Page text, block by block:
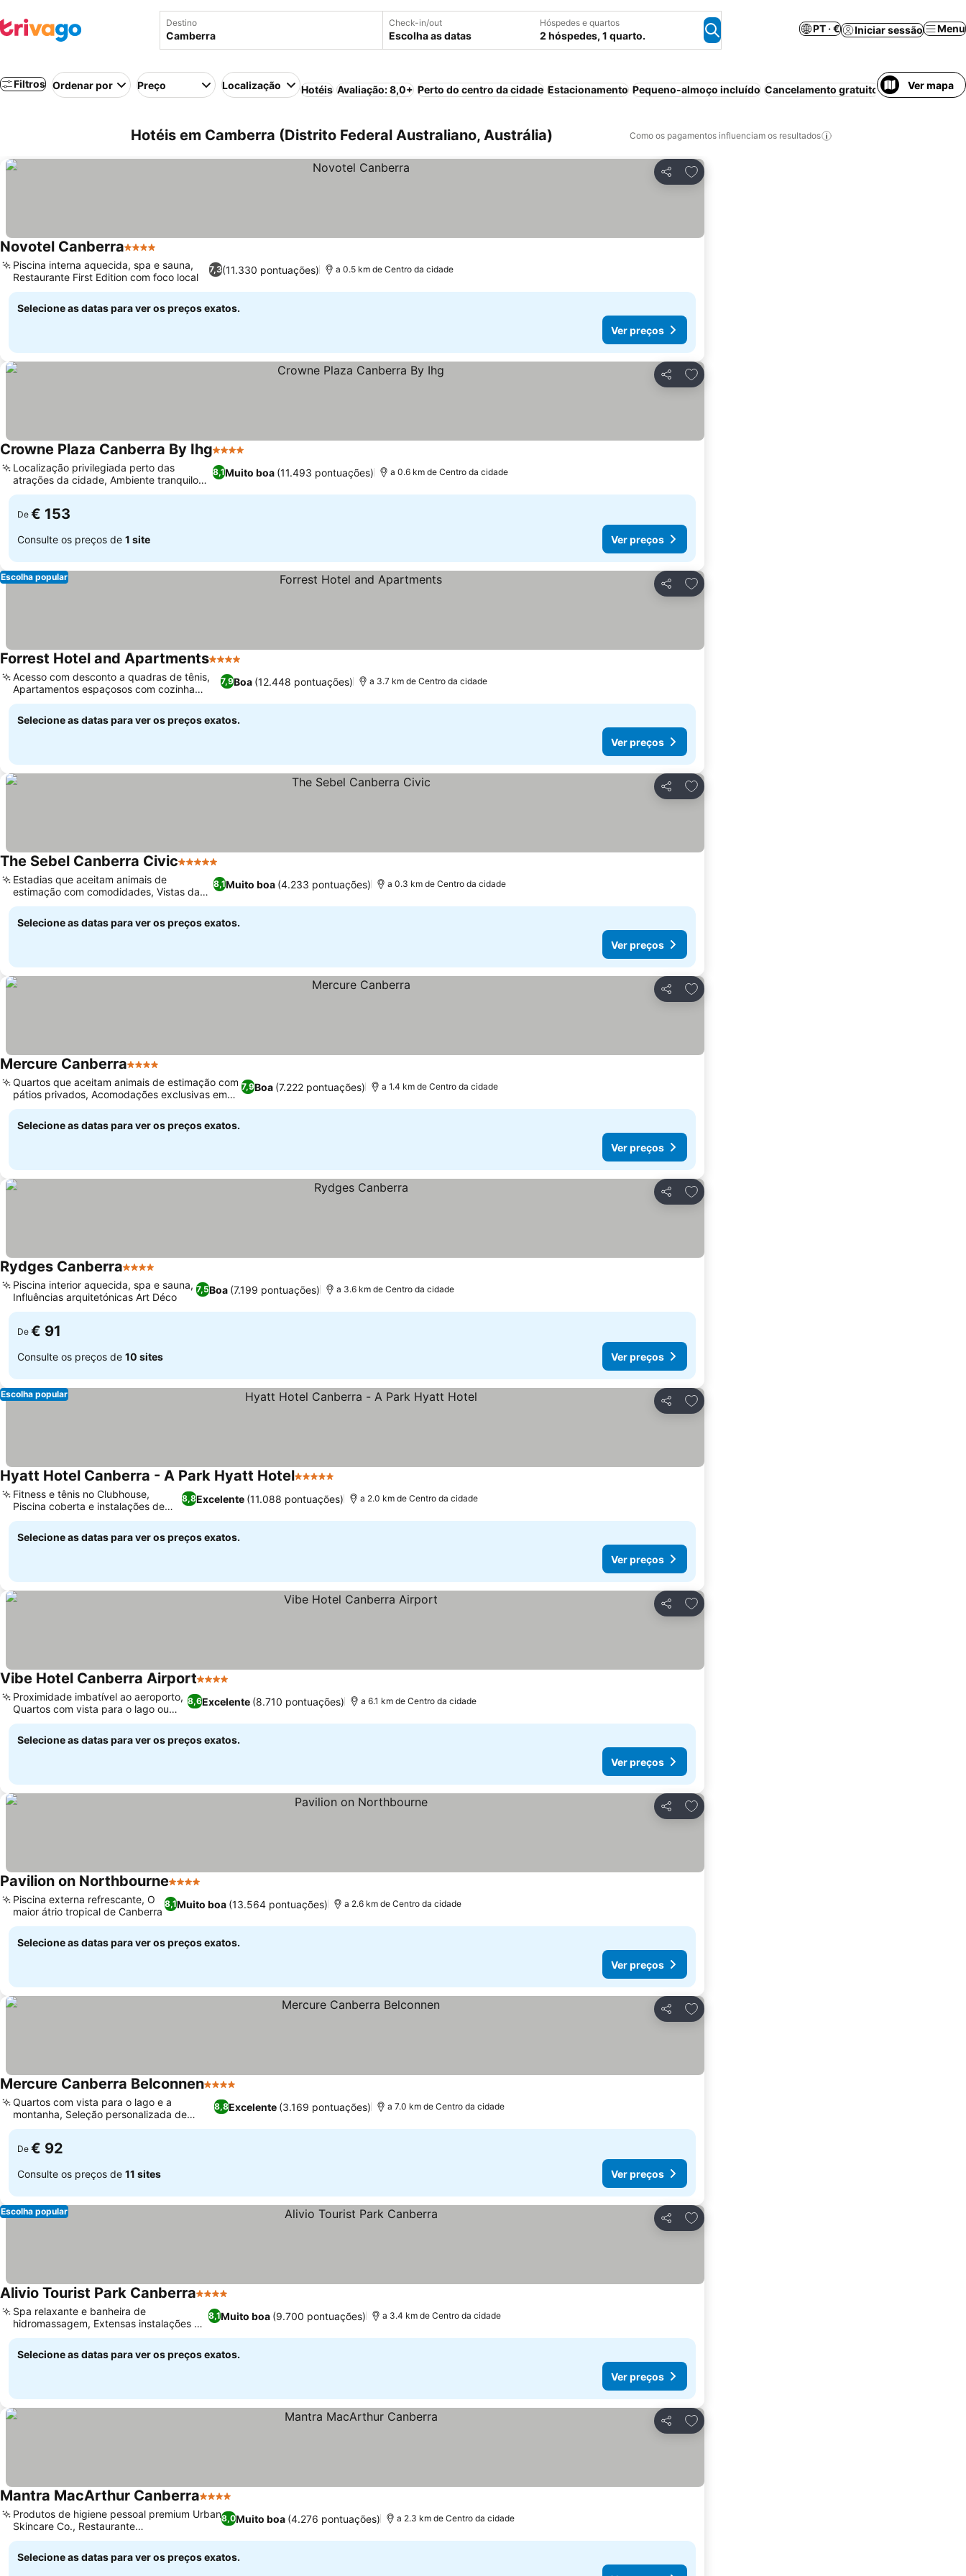
Destino Check-in/out
Escolha as datas
Hóspedes e quartos
2 hóspedes, 1 quarto.
PT · € Iniciar sessão Menu
Filtros Ordenar por Preço Localização Hotéis Avaliação: 8,0+ Perto do centro da cidade Estacionamento Pequeno-almoço incluído Cancelamento gratuito PiscinaVer mapa
Hotéis em Camberra (Distrito Federal Australiano, Austrália) Como os pagamentos influenciam os resultados
Partilhar
Adicionar aos favoritos
Novotel Canberra4 Estrelas
7,3(11.330 pontuações)
Piscina interna aquecida, spa e sauna,
Restaurante First Edition com foco local
a 0.5 km de Centro da cidade
Selecione as datas para ver os preços exatos.
Ver preços
Partilhar
Adicionar aos favoritos
Crowne Plaza Canberra By Ihg4 Estrelas
8,1Muito boa (11.493 pontuações)
Localização privilegiada perto das
atrações da cidade, Ambiente tranquilo
de parque e vistas
a 0.6 km de Centro da cidade
De € 153
Consulte os preços de 1 site Ver preços
Partilhar
Adicionar aos favoritos
Escolha popular
Forrest Hotel and Apartments4 Estrelas
7,9Boa (12.448 pontuações)
Acesso com desconto a quadras de tênis,
Apartamentos espaçosos com cozinha
completa
a 3.7 km de Centro da cidade
Selecione as datas para ver os preços exatos.
Ver preços
Partilhar
Adicionar aos favoritos
The Sebel Canberra Civic5 Estrelas
8,1Muito boa (4.233 pontuações)
Estadias que aceitam animais de
estimação com comodidades, Vistas da
cidade e do interior
a 0.3 km de Centro da cidade
Selecione as datas para ver os preços exatos.
Ver preços
Partilhar
Adicionar aos favoritos
Mercure Canberra4 Estrelas
7,9Boa (7.222 pontuações)
Quartos que aceitam animais de estimação com
pátios privados, Acomodações exclusivas em
estilo loft
a 1.4 km de Centro da cidade
Selecione as datas para ver os preços exatos.
Ver preços
Partilhar
Adicionar aos favoritos
Rydges Canberra4 Estrelas
7,5Boa (7.199 pontuações)
Piscina interior aquecida, spa e sauna,
Influências arquitetónicas Art Déco
a 3.6 km de Centro da cidade
De € 91
Consulte os preços de 10 sites Ver preços
Partilhar
Adicionar aos favoritos
Escolha popular
Hyatt Hotel Canberra - A Park Hyatt Hotel5 Estrelas
8,8Excelente (11.088 pontuações)
Fitness e tênis no Clubhouse,
Piscina coberta e instalações de
bem-estar
a 2.0 km de Centro da cidade
Selecione as datas para ver os preços exatos.
Ver preços
Partilhar
Adicionar aos favoritos
Vibe Hotel Canberra Airport4 Estrelas
8,6Excelente (8.710 pontuações)
Proximidade imbatível ao aeroporto,
Quartos com vista para o lago ou
pista
a 6.1 km de Centro da cidade
Selecione as datas para ver os preços exatos.
Ver preços
Partilhar
Adicionar aos favoritos
Pavilion on Northbourne4 Estrelas
8,1Muito boa (13.564 pontuações)
Piscina externa refrescante, O
maior átrio tropical de Canberra
a 2.6 km de Centro da cidade
Selecione as datas para ver os preços exatos.
Ver preços
Partilhar
Adicionar aos favoritos
Mercure Canberra Belconnen4 Estrelas
8,8Excelente (3.169 pontuações)
Quartos com vista para o lago e a
montanha, Seleção personalizada de
menu de travesseiros
a 7.0 km de Centro da cidade
De € 92
Consulte os preços de 11 sites Ver preços
Partilhar
Adicionar aos favoritos
Escolha popular
Alivio Tourist Park Canberra4 Estrelas
8,1Muito boa (9.700 pontuações)
Spa relaxante e banheira de
hidromassagem, Extensas instalações de
lazer para a família
a 3.4 km de Centro da cidade
Selecione as datas para ver os preços exatos.
Ver preços
Partilhar
Adicionar aos favoritos
Mantra MacArthur Canberra4 Estrelas
8,0Muito boa (4.276 pontuações)
Produtos de higiene pessoal premium Urban
Skincare Co., Restaurante
grego/mediterrâneo no local
a 2.3 km de Centro da cidade
Selecione as datas para ver os preços exatos.